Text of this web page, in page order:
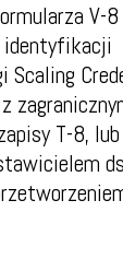
V-8
identyfikacji
T-8, lub